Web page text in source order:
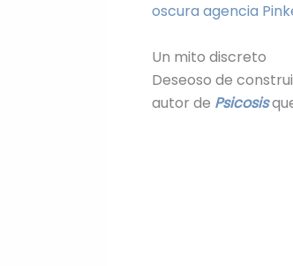
oscura agencia
Un mito discreto
Deseoso de
autor de Psicosis